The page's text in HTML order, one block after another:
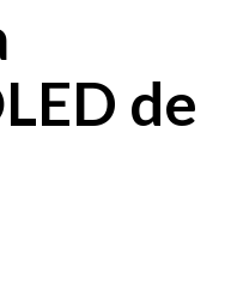
de